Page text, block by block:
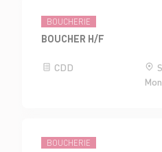
BOUCHERIE
BOUCHER H/F
CDD
BOUCHERIE